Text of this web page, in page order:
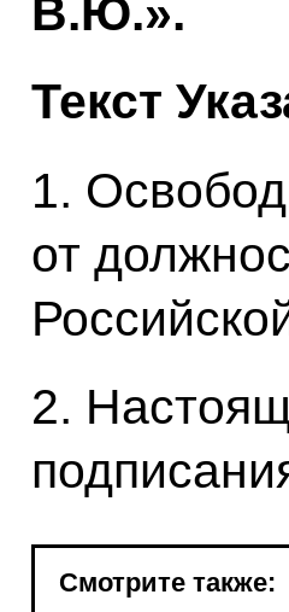
В.Ю.».
Текст
1.
от
2.
Смотрите также: